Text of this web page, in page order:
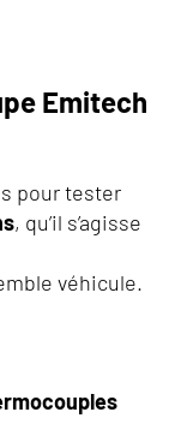
Emitech
pour tester
, qu’il s’agisse
véhicule.